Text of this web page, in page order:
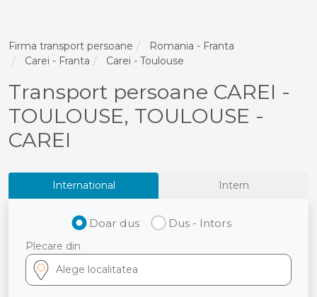
Firma transport persoane
Romania - Franta
Carei - Franta
Carei - Toulouse
Transport persoane CAREI -
TOULOUSE, TOULOUSE -
CAREI
International Intern
Doar dus Dus - Intors
Plecare din